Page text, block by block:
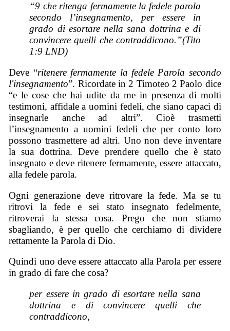
“9 che ritenga fermamente la fedele parola
secondo l’insegnamento, per essere in
grado di esortare nella sana dottrina e di
convincere quelli che contraddicono.”(Tito
1:9 LND)
Deve “ritenere fermamente la fedele Parola secondo
l'insegnamento”. Ricordate in 2 Timoteo 2 Paolo dice
“e le cose che hai udite da me in presenza di molti
testimoni, affidale a uomini fedeli, che siano capaci di
insegnarle anche ad altri”. Cioè trasmetti
l’insegnamento a uomini fedeli che per conto loro
possono trasmettere ad altri. Uno non deve inventare
la sua dottrina. Deve prendere quello che è stato
insegnato e deve ritenere fermamente, essere attaccato,
alla fedele parola.
Ogni generazione deve ritrovare la fede. Ma se tu
ritrovi la fede e sei stato insegnato fedelmente,
ritroverai la stessa cosa. Prego che non stiamo
sbagliando, è per quello che cerchiamo di dividere
rettamente la Parola di Dio.
Quindi uno deve essere attaccato alla Parola per essere
in grado di fare che cosa?
per essere in grado di esortare nella sana
dottrina e di convincere quelli che
contraddicono,